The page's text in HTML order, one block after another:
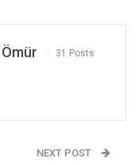
31 Posts
NEXT POST